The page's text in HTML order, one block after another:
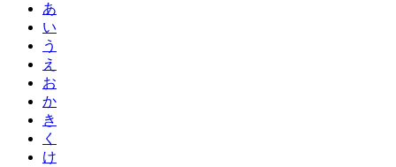
あ
い
う
え
お
か
き
く
け